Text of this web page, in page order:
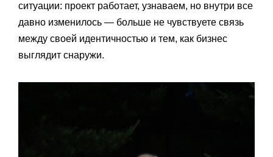
ситуации: проект работает, узнаваем, но внутри все
давно изменилось — больше не чувствуете связь
между своей идентичностью и тем, как бизнес
выглядит снаружи.